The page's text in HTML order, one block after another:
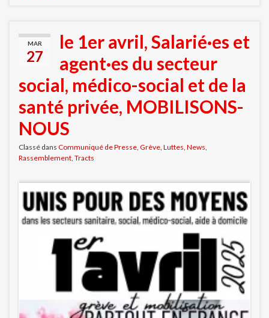
MAR
27
le 1er avril, Salarié·es et
agent·es du secteur
social, médico-social et de la
santé privée, MOBILISONS-
NOUS
Classé dans Communiqué de Presse, Grève, Luttes, News,
Rassemblement, Tracts